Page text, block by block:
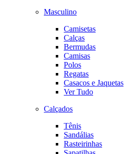
Masculino
Camisetas
Calças
Bermudas
Camisas
Polos
Regatas
Casacos e Jaquetas
Ver Tudo
Calçados
Tênis
Sandálias
Rasteirinhas